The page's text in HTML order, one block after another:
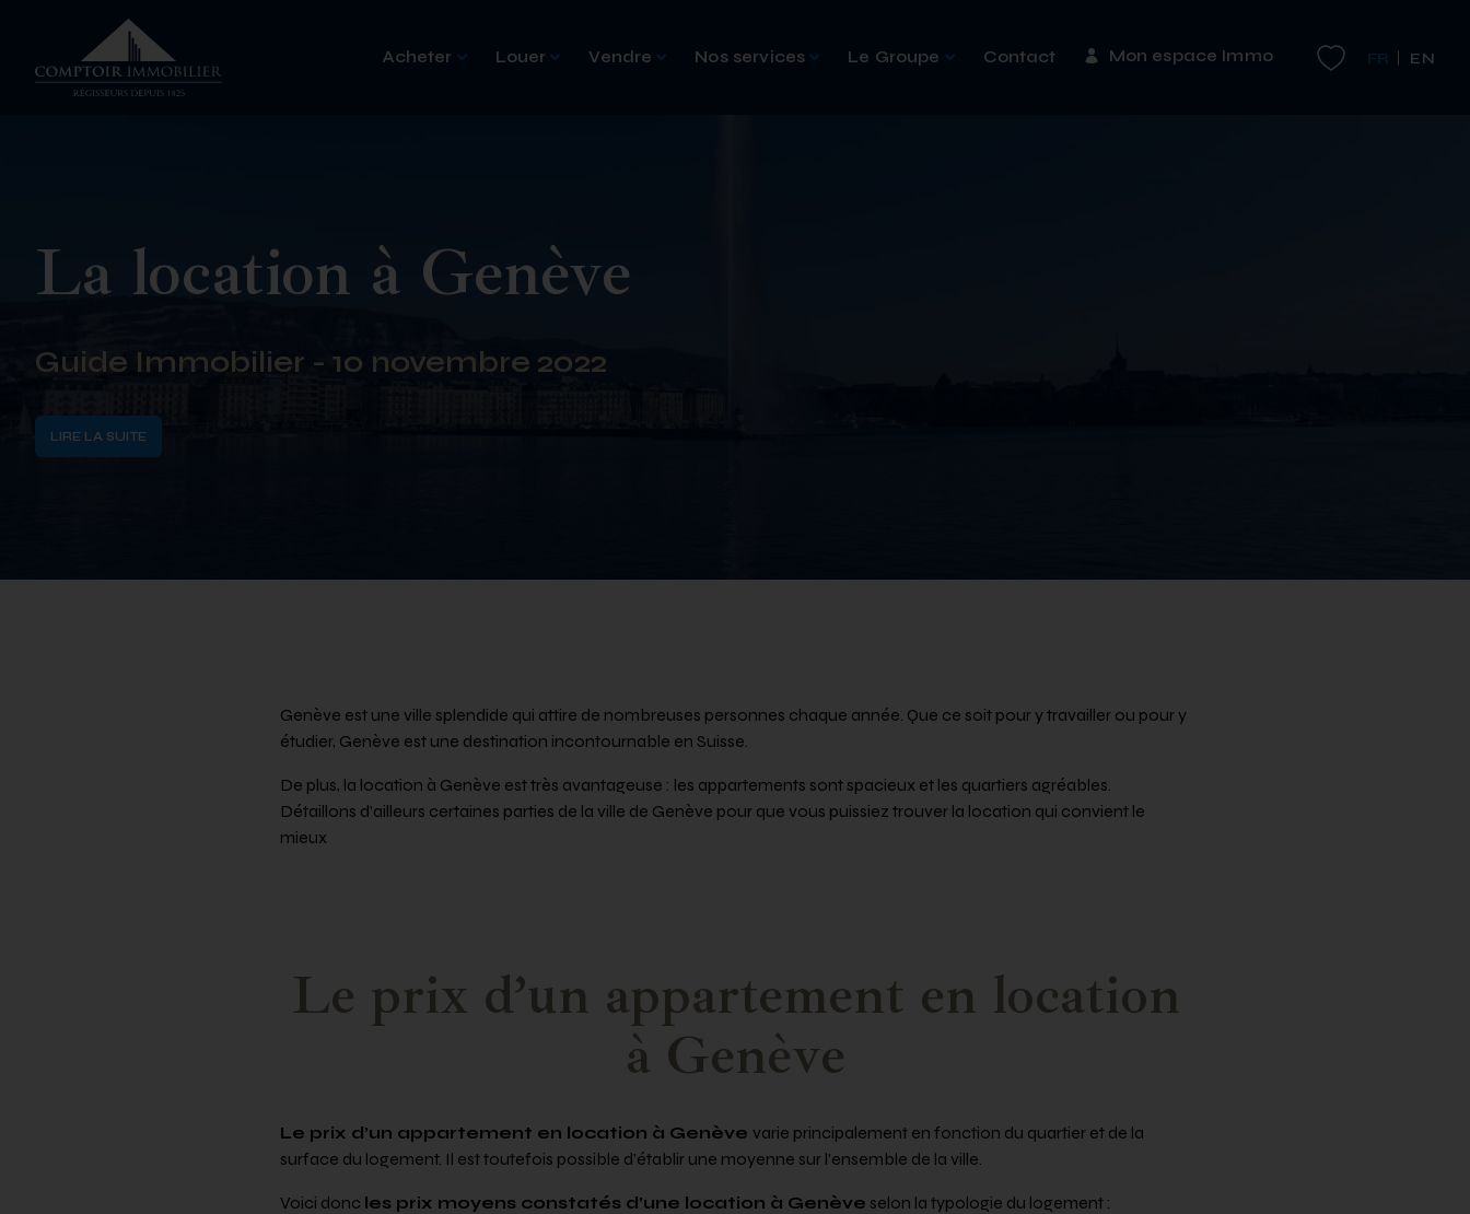
Acheter Louer Vendre Nos services Le Groupe Contact Mon espace Immo FR EN
La location à Genève
Guide Immobilier - 10 novembre 2022
LIRE LA SUITE
Genève est une ville splendide qui attire de nombreuses personnes chaque année. Que ce soit pour y travailler ou pour y
étudier, Genève est une destination incontournable en Suisse.
De plus, la location à Genève est très avantageuse : les appartements sont spacieux et les quartiers agréables.
Détaillons d’ailleurs certaines parties de la ville de Genève pour que vous puissiez trouver la location qui convient le
mieux
Le prix d’un appartement en location
à Genève
Le prix d’un appartement en location à Genève varie principalement en fonction du quartier et de la
surface du logement. Il est toutefois possible d’établir une moyenne sur l’ensemble de la ville.
Voici donc les prix moyens constatés d’une location à Genève selon la typologie du logement :